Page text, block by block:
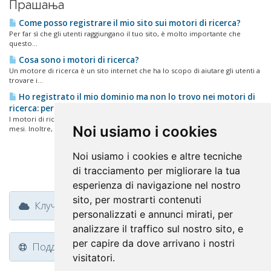
Noi usiamo i cookies
Noi usiamo i cookies e altre tecniche
di tracciamento per migliorare la tua
esperienza di navigazione nel nostro
sito, per mostrarti contenuti
personalizzati e annunci mirati, per
analizzare il traffico sul nostro sito, e
per capire da dove arrivano i nostri
visitatori.
Прашања
Come posso registrare il mio sito sui motori di ricerca?
Per far sì che gli utenti raggiungano il tuo sito, è molto importante che
questo...
Cosa sono i motori di ricerca?
Un motore di ricerca è un sito internet che ha lo scopo di aiutare gli utenti a
trovare i...
Ho registrato il mio dominio ma non lo trovo nei motori di
ricerca: perche'?
I motori di ricerca "indicizzano" i nuovi siti con tempi che variano tra 1 e 2
mesi. Inoltre, il...
Клучни тагови
Поддршка